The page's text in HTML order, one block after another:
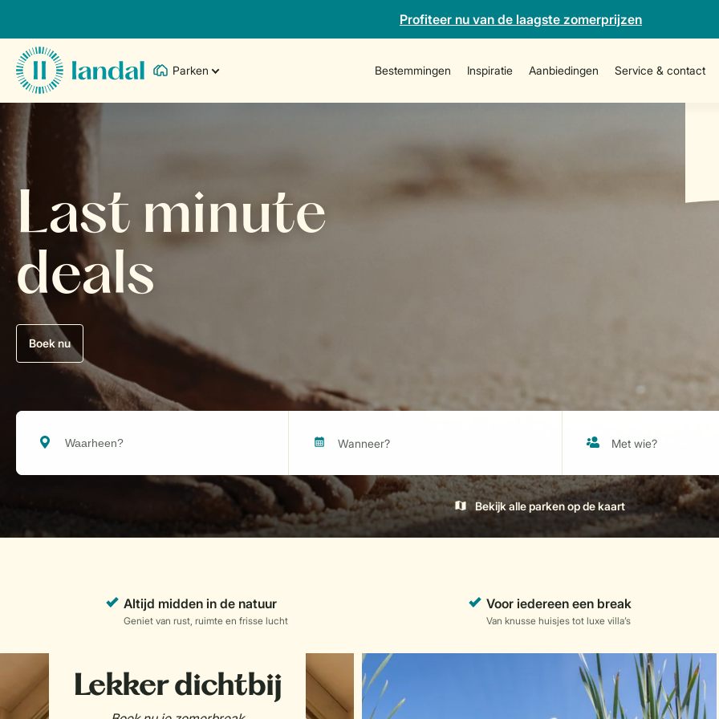
Profiteer nu van de laagste zomerprijzen
Parken Bestemmingen Inspiratie Aanbiedingen Service & contact
Last minute
deals
Boek nu
Bekijk alle parken op de kaart